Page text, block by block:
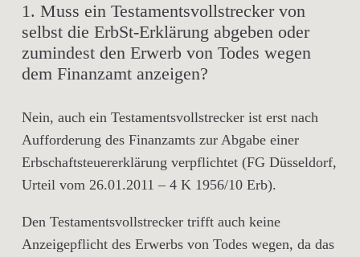
1. Muss ein Testamentsvollstrecker von
selbst die ErbSt-Erklärung abgeben oder
zumindest den Erwerb von Todes wegen
dem Finanzamt anzeigen?
Nein, auch ein Testamentsvollstrecker ist erst nach
Aufforderung des Finanzamts zur Abgabe einer
Erbschaftsteuererklärung verpflichtet (FG Düsseldorf,
Urteil vom 26.01.2011 – 4 K 1956/10 Erb).
Den Testamentsvollstrecker trifft auch keine
Anzeigepflicht des Erwerbs von Todes wegen, da das